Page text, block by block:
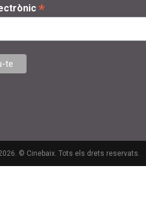
*
© Cinebaix. Tots els drets reservats.